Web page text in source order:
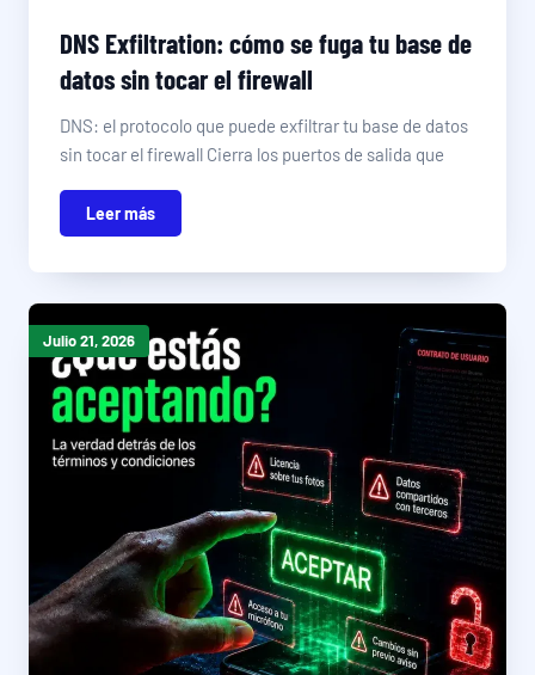
DNS Exfiltration: cómo se fuga tu base de
datos sin tocar el firewall
DNS: el protocolo que puede exfiltrar tu base de datos
sin tocar el firewall Cierra los puertos de salida que
Leer más
Julio 21, 2026